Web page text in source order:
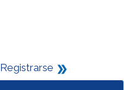
Registrarse